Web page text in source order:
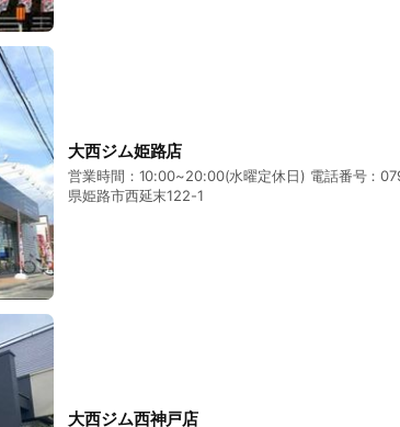
大西ジム姫路店
営業時間：10:00~20:00(水曜定休日) 電話番号：
県姫路市西延末122-1
大西ジム西神戸店